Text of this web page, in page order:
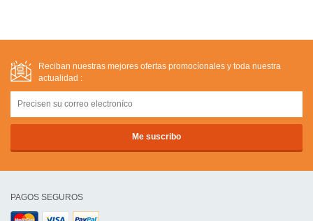
Reciban nuestras mejores ofertas promocíonales y toda nuestra
actualidad :
PAGOS SEGUROS